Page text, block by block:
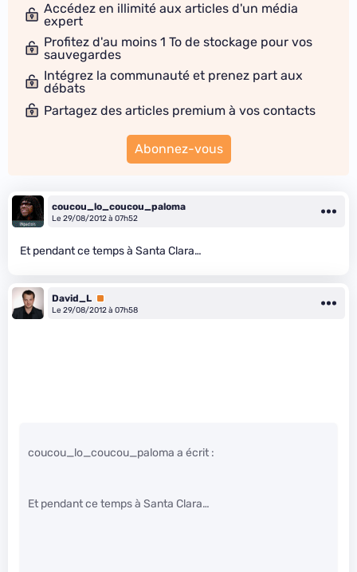
Accédez en illimité aux articles d'un média
expert
Profitez d'au moins 1 To de stockage pour vos
sauvegardes
Intégrez la communauté et prenez part aux
débats
Partagez des articles premium à vos contacts
Abonnez-vous
coucou_lo_coucou_paloma
Le 29/08/2012 à 07h52
Et pendant ce temps à Santa Clara…
David_L Premium
Le 29/08/2012 à 07h58
coucou_lo_coucou_paloma a écrit :
Et pendant ce temps à Santa Clara…